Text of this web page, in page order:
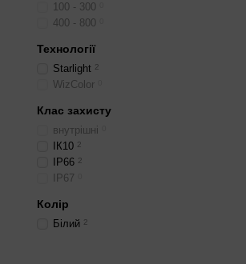
100 - 300
400 - 800
Технології
Starlight 2
WizColor
Клас захисту
внутрішні
ІК10 2
IP66 2
IP67
Колір
Білий 2